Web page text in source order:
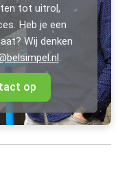
tot uitrol,
Heb je een
Wij denken
.
op